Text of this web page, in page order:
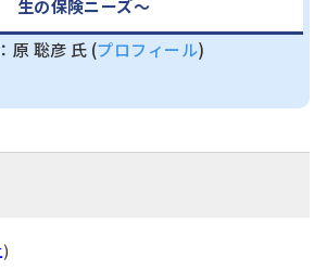
)
生の保険ニーズ～
原 聡彦 氏 (プロフィール)